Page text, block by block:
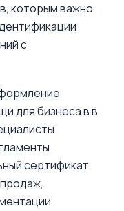
которым важно
с
для бизнеса в в
сертификат